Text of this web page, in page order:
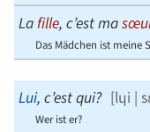
Lafille, c’est ma
Das Mädchen ist meine
Lui, c’est qui? [lɥi |
Wer ist er?